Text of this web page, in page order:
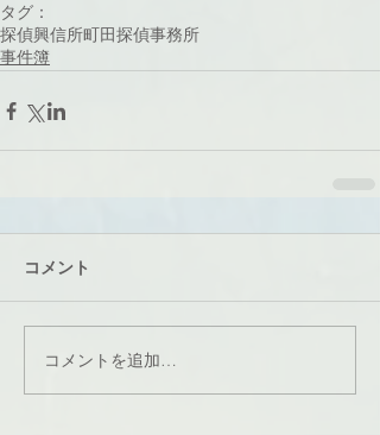
タグ：
探偵興信所町田探偵事務所
事件簿
コメント
コメントを追加…